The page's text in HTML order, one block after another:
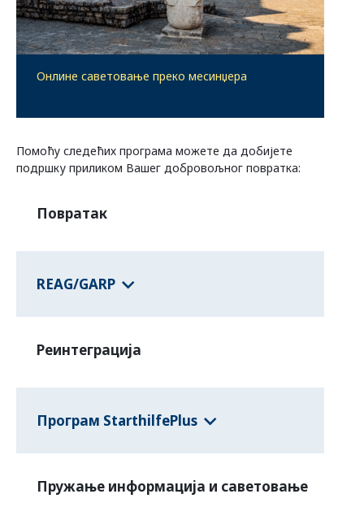
Програми савезних држава
Онлине саветовање преко месинџера
Помоћу следећих програма можете да добијете
подршку приликом Вашег добровољног повратка:
Повратак
REAG/GARP
Реинтеграција
Програм StarthilfePlus
Пружање информација и саветовање